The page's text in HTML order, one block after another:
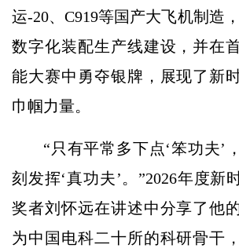
运-20、C919等国产大飞机制造
数字化装配生产线建设，并在
能大赛中勇夺银牌，展现了新
巾帼力量。
“只有平常多下点‘笨功夫’
刻发挥‘真功夫’。”2026年度新
奖者刘怀远在讲述中分享了他
为中国电科二十所的科研骨干